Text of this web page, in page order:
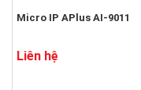
Micro IP APlus AI-9011
Liên hệ